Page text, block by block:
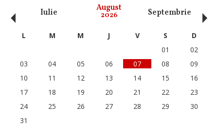
Iulie August
2026 Septembrie
‹ L M M J V S
D
01
02
03
04 05 06 07 08
09
10
11 12 13 14 15
16
17
18 19 20 21 22
23
24
25 26 27 28 29
30
31